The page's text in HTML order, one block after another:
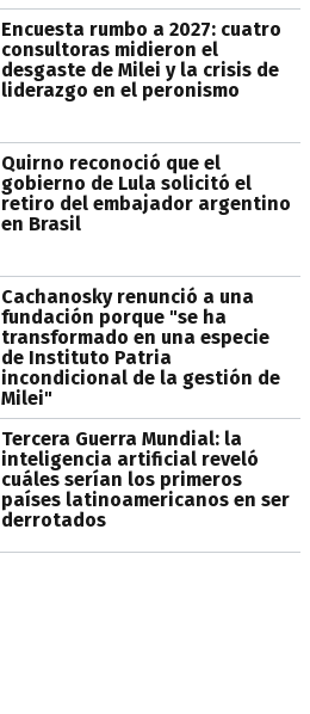
Encuesta rumbo a 2027: cuatro
consultoras midieron el
desgaste de Milei y la crisis de
liderazgo en el peronismo
Quirno reconoció que el
gobierno de Lula solicitó el
retiro del embajador argentino
en Brasil
Cachanosky renunció a una
fundación porque "se ha
transformado en una especie
de Instituto Patria
incondicional de la gestión de
Milei"
Tercera Guerra Mundial: la
inteligencia artificial reveló
cuáles serían los primeros
países latinoamericanos en ser
derrotados